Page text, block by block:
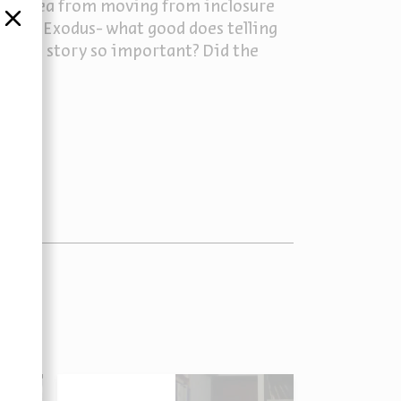
idea from moving from inclosure
the Exodus- what good does telling
this story so important? Did the
סגור